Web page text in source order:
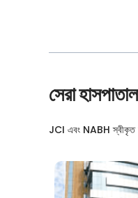
সেরা
JCI এবং NABH স্বীকৃত